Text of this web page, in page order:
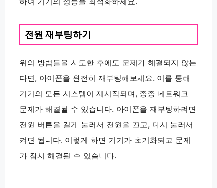
전원 재부팅하기
위의 방법들을 시도한 후에도 문제가 해결되지 않는
다면, 아이폰을 완전히 재부팅해보세요. 이를 통해
기기의 모든 시스템이 재시작되며, 종종 네트워크
문제가 해결될 수 있습니다. 아이폰을 재부팅하려면
전원 버튼을 길게 눌러서 전원을 끄고, 다시 눌러서
켜면 됩니다. 이렇게 하면 기기가 초기화되고 문제
가 잠시 해결될 수 있습니다.